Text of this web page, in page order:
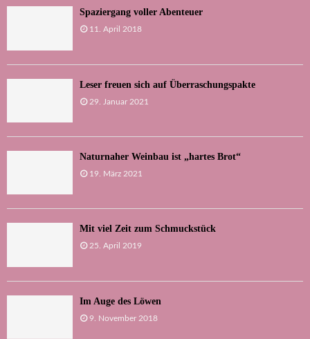
Spaziergang voller Abenteuer
11. April 2018
Leser freuen sich auf Überraschungspakte
29. Januar 2021
Naturnaher Weinbau ist „hartes Brot“
19. März 2021
Mit viel Zeit zum Schmuckstück
25. April 2019
Im Auge des Löwen
9. November 2018